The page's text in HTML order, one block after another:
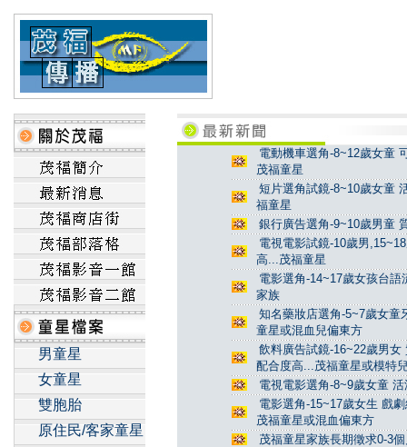
男童星
女童星
雙胞胎
原住民/客家童星
電動機車選角-8~12歲女童
茂福童星
短片選角試鏡-8~10歲女童
福童星
銀行廣告選角-9~10歲男童
電視電影試鏡-10歲男
高...茂福童星
電影選角-14~17歲女孩台
家族
知名藥妝店選角-5~7歲女童
童星或混血兒偏東方
飲料廣告試鏡-16~22歲男
配合度高...茂福童星或模特
電視電影選角-8~9歲女童
電影選角-15~17歲女生 戲
茂福童星或混血偏東方
茂福童星家族長期徵求0-3